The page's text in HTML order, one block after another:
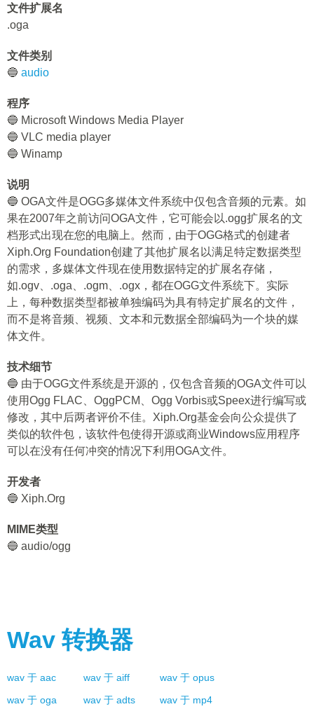
文件扩展名
.oga
文件类别
🔵 audio
程序
🔵 Microsoft Windows Media Player
🔵 VLC media player
🔵 Winamp
说明
🔵 OGA文件是OGG多媒体文件系统中仅包含音频的元素。如
果在2007年之前访问OGA文件，它可能会以.ogg扩展名的文
档形式出现在您的电脑上。然而，由于OGG格式的创建者
Xiph.Org Foundation创建了其他扩展名以满足特定数据类型
的需求，多媒体文件现在使用数据特定的扩展名存储，
如.ogv、.oga、.ogm、.ogx，都在OGG文件系统下。实际
上，每种数据类型都被单独编码为具有特定扩展名的文件，
而不是将音频、视频、文本和元数据全部编码为一个块的媒
体文件。
技术细节
🔵 由于OGG文件系统是开源的，仅包含音频的OGA文件可以
使用Ogg FLAC、OggPCM、Ogg Vorbis或Speex进行编写或
修改，其中后两者评价不佳。Xiph.Org基金会向公众提供了
类似的软件包，该软件包使得开源或商业Windows应用程序
可以在没有任何冲突的情况下利用OGA文件。
开发者
🔵 Xiph.Org
MIME类型
🔵 audio/ogg
Wav 转换器
wav 于 aac wav 于 aiff wav 于 opus
wav 于 oga wav 于 adts wav 于 mp4